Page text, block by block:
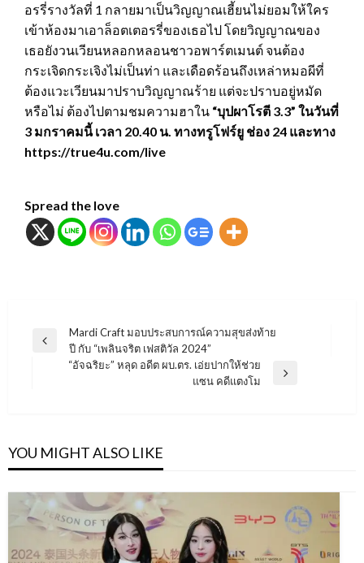
อรรี่รางวัลที่ 1 กลายมาเป็นวิญญาณเฮี้ยนไม่ยอมให้ใคร
เข้าห้องมาเอาล็อตเตอรรี่ของเธอไป โดยวิญญาณของ
เธอยังวนเวียนหลอกหลอนชาวอพาร์ตเมนต์ จนต้อง
กระเจิดกระเจิงไม่เป็นท่า และเดือดร้อนถึงเหล่าหมอผีที่
ต้องแวะเวียนมาปราบวิญญาณร้าย แต่จะปราบอยู่หมัด
หรือไม่ ต้องไปตามชมความฮาใน “บุปผาโรตี 3.3” ในวันที่
3 มกราคมนี้ เวลา 20.40 น. ทางทรูโฟร์ยู ช่อง 24 และทาง
https://true4u.com/live
Spread the love
แนะแนว
Previous
Mardi Craft มอบประสบการณ์ความสุขส่งท้าย
ปี กับ “เพลินจริต เฟสติวัล 2024”
“อัจฉริยะ” หลุด อดีต ผบ.ตร. เอ่ยปากให้ช่วย
แซน คดีแตงโม
YOU MIGHT ALSO LIKE